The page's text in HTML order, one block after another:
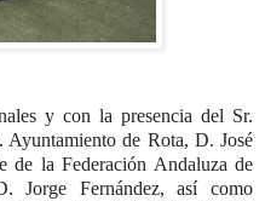
y con la presencia del Sr.
de Rota, D. José
de la Federación Andaluza de
Jorge Fernández, así como